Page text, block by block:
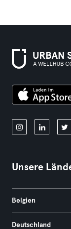
Unsere
Belgien
Deutschland